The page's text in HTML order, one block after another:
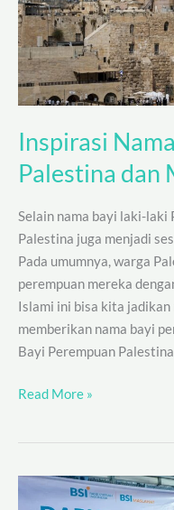
Inspirasi
Palestina dan
Selain nama bayi laki-laki
Palestina juga menjadi
Pada umumnya, warga
perempuan mereka
Islami ini bisa kita
memberikan nama bayi
Bayi Perempuan
Maknanya
Read More »